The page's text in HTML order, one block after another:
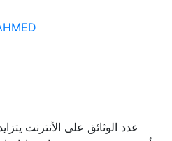
عدد الوثائق على الأنترنت